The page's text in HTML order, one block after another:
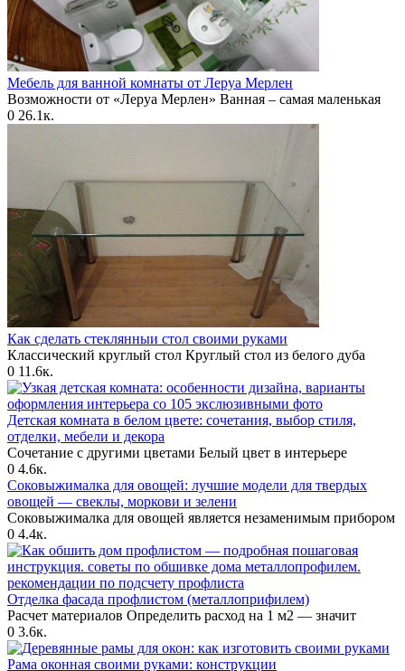
Мебель для ванной комнаты от Леруа Мерлен
Возможности от «Леруа Мерлен» Ванная – самая маленькая
0 26.1к.
Как сделать стеклянныи стол своими руками
Классический круглый стол Круглый стол из белого дуба
0 11.6к.
Детская комната в белом цвете: сочетания, выбор стиля,
отделки, мебели и декора
Сочетание с другими цветами Белый цвет в интерьере
0 4.6к.
Соковыжималка для овощей: лучшие модели для твердых
овощей — свеклы, моркови и зелени
Соковыжималка для овощей является незаменимым прибором
0 4.4к.
Отделка фасада профлистом (металлоприфилем)
Расчет материалов Определить расход на 1 м2 — значит
0 3.6к.
Рама оконная своими руками: конструкции